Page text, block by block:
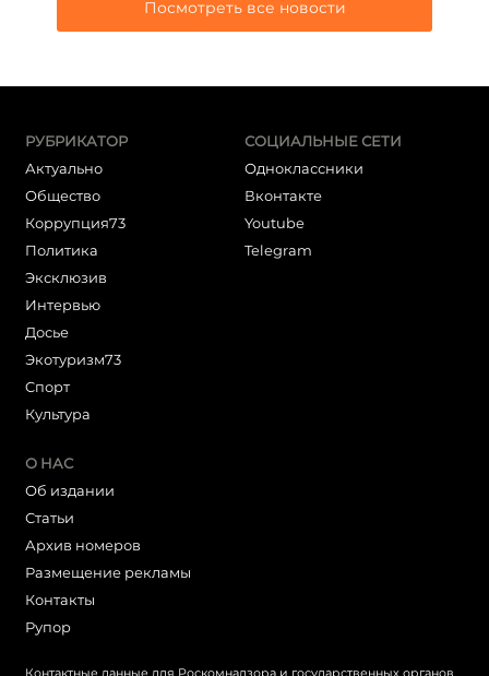
Посмотреть все новости
РУБРИКАТОР
Актуально
Общество
Коррупция73
Политика
Эксклюзив
Интервью
Досье
Экотуризм73
Cпорт
Культура
СОЦИАЛЬНЫЕ СЕТИ
Одноклассники
Вконтакте
Youtube
Telegram
О НАС
Об издании
Статьи
Архив номеров
Размещение рекламы
Контакты
Рупор